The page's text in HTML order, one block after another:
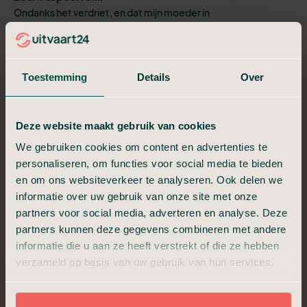
Toestemming Details Over
Deze website maakt gebruik van cookies
We gebruiken cookies om content en advertenties te
personaliseren, om functies voor social media te bieden
en om ons websiteverkeer te analyseren. Ook delen we
informatie over uw gebruik van onze site met onze
partners voor social media, adverteren en analyse. Deze
partners kunnen deze gegevens combineren met andere
informatie die u aan ze heeft verstrekt of die ze hebben
verzameld op basis van uw gebruik van hun services.
Ondanks het verdriet, en dat mijn moeder in
er een fijn gevoel bij gehad.. Bedankt voor de
Patricia Geurts
Een waardig afscheid
hebben op een waardige manier afscheid
kunnen nemen. De medewerkers van
Uitvaart 24 waren vriendelijk, respectvol en ...
Josee
Uitstekende service
Zeer goede begeleiding, opbaring, crematie
en nazorg. Alles tot in de puntjes verzorgt.
Alles uit handen genomen door Uitvaart24 Wij
zijn erg tevreden